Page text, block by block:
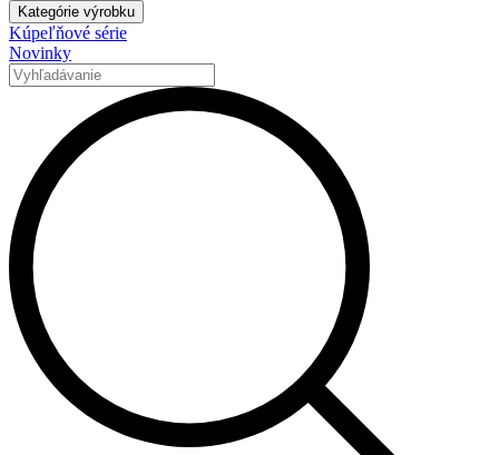
Kategórie výrobku
Kúpeľňové série
Novinky